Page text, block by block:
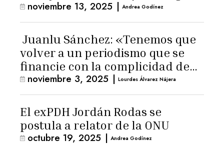
noviembre 13, 2025 | Andrea Godínez
Juanlu Sánchez: «Tenemos que
volver a un periodismo que se
financie con la complicidad de
los lectores»
noviembre 3, 2025 | Lourdes Álvarez Nájera
El exPDH Jordán Rodas se
postula a relator de la ONU
octubre 19, 2025 | Andrea Godínez